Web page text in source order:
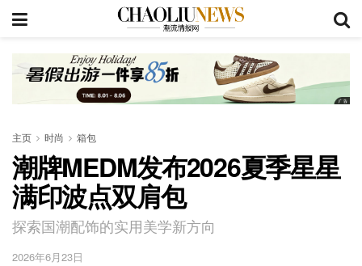
主页 时尚 箱包
潮牌MEDM发布2026夏季星星
满印波点双肩包
探索国潮配饰的实用美学新方向
2026年6月23日